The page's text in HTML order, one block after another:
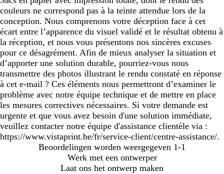
couleurs ne correspond pas à la teinte attendue lors de la
conception. Nous comprenons votre déception face à cet
écart entre l’apparence du visuel validé et le résultat obtenu à
la réception, et nous vous présentons nos sincères excuses
pour ce désagrément. Afin de mieux analyser la situation et
d’apporter une solution durable, pourriez-vous nous
transmettre des photos illustrant le rendu constaté en réponse
à cet e-mail ? Ces éléments nous permettront d’examiner le
problème avec notre équipe technique et de mettre en place
les mesures correctives nécessaires. Si votre demande est
urgente et que vous avez besoin d'une solution immédiate,
veuillez contacter notre équipe d'assistance clientèle via :
https://www.vistaprint.be/fr/service-client/centre-assistance/.
Beoordelingen worden weergegeven 1-1
Werk met een ontwerper
Laat ons het ontwerp maken